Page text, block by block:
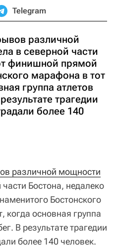
Telegram
различной
в северной части
финишной прямой
марафона в тот
группа атлетов
трагедии
более 140
различной мощности
Бостона, недалеко
Бостонского
когда основная группа
В результате трагедии
более 140 человек.